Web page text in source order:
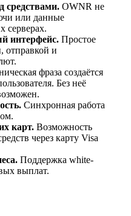
средствами. OWNR не
или данные
серверах.
интерфейс. Простое
отправкой и
фраза создаётся
Без неё
Синхронная работа
карт. Возможность
через карту Visa
Поддержка white-
выплат.